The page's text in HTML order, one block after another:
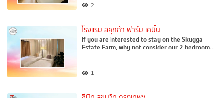
2
โรงแรม สคุกก้า ฟาร์ม เคบิ้น
If you are interested to stay on the Skugga
Estate Farm, why not consider our 2 bedroom…
1